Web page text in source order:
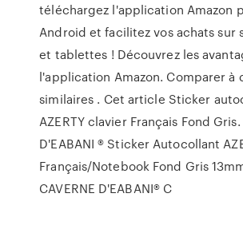
téléchargez l'application Amazon
Android et facilitez vos achats sur
et tablettes ! Découvrez les
l'application Amazon. Comparer à
similaires . Cet article Sticker
AZERTY clavier Français Fond Gris.
D'EABANI ® Sticker Autocollant
Français/Notebook Fond Gris
CAVERNE D'EABANI® C